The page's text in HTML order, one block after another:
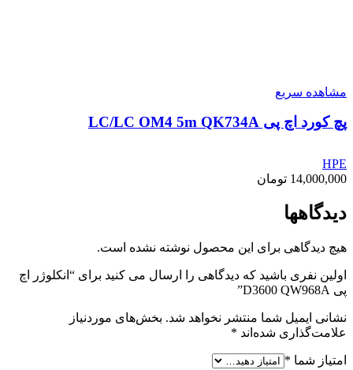
مشاهده سریع
پچ کورد اچ پی LC/LC OM4 5m QK734A
HPE
14,000,000 تومان
دیدگاهها
هیچ دیدگاهی برای این محصول نوشته نشده است.
اولین نفری باشید که دیدگاهی را ارسال می کنید برای “انکلوژر اچ
پی D3600 QW968A”
نشانی ایمیل شما منتشر نخواهد شد. بخش‌های موردنیاز
علامت‌گذاری شده‌اند *
امتیاز شما *